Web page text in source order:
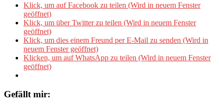
Klick, um auf Facebook zu teilen (Wird in neuem Fenster
geöffnet)
Klick, um über Twitter zu teilen (Wird in neuem Fenster
geöffnet)
Klick, um dies einem Freund per E-Mail zu senden (Wird in
neuem Fenster geöffnet)
Klicken, um auf WhatsApp zu teilen (Wird in neuem Fenster
geöffnet)
Gefällt mir: